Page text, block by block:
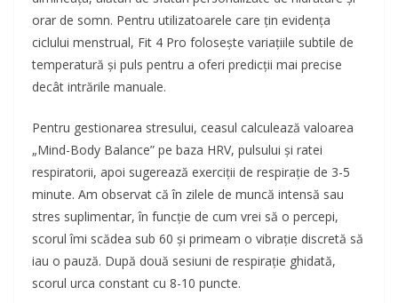
orar de somn. Pentru utilizatoarele care țin evidența
ciclului menstrual, Fit 4 Pro folosește variațiile subtile de
temperatură și puls pentru a oferi predicții mai precise
decât intrările manuale.
Pentru gestionarea stresului, ceasul calculează valoarea
„Mind-Body Balance” pe baza HRV, pulsului și ratei
respiratorii, apoi sugerează exerciții de respirație de 3-5
minute. Am observat că în zilele de muncă intensă sau
stres suplimentar, în funcție de cum vrei să o percepi,
scorul îmi scădea sub 60 și primeam o vibrație discretă să
iau o pauză. După două sesiuni de respirație ghidată,
scorul urca constant cu 8-10 puncte.